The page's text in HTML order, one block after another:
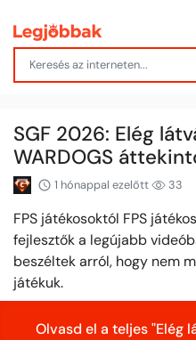
SGF 2026: Elég
WARDOGS
1 hónappal ezelőtt 33
FPS játékosoktól FPS
fejlesztők a legújabb
beszéltek arról, hogy nem
játékuk.
Olvasd el a teljes "Elég